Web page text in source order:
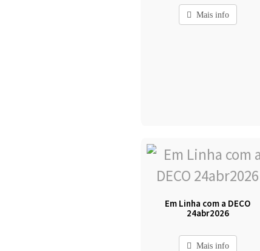
Mais info
Em Linha com a DECO
24abr2026
Mais info